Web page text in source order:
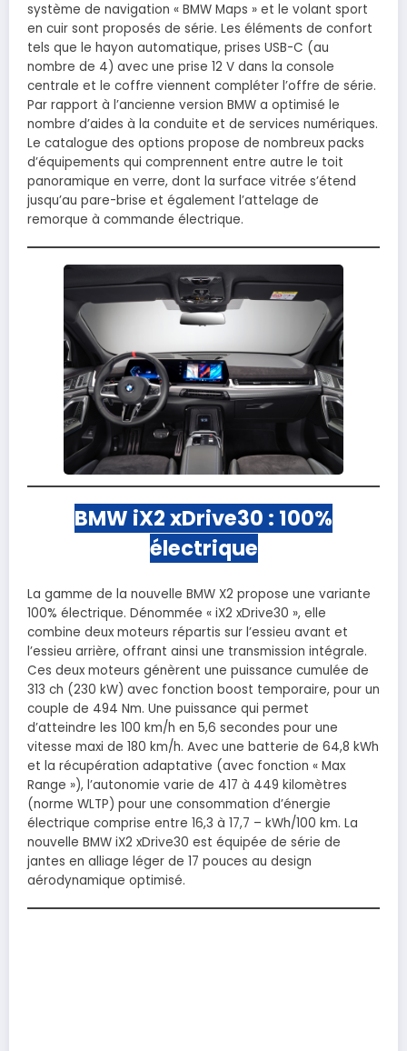
système de navigation « BMW Maps » et le volant sport
en cuir sont proposés de série. Les éléments de confort
tels que le hayon automatique, prises USB-C (au
nombre de 4) avec une prise 12 V dans la console
centrale et le coffre viennent compléter l’offre de série.
Par rapport à l’ancienne version BMW a optimisé le
nombre d’aides à la conduite et de services numériques.
Le catalogue des options propose de nombreux packs
d’équipements qui comprennent entre autre le toit
panoramique en verre, dont la surface vitrée s’étend
jusqu’au pare-brise et également l’attelage de
remorque à commande électrique.
BMW iX2 xDrive30 : 100%
électrique
La gamme de la nouvelle BMW X2 propose une variante
100% électrique. Dénommée « iX2 xDrive30 », elle
combine deux moteurs répartis sur l’essieu avant et
l’essieu arrière, offrant ainsi une transmission intégrale.
Ces deux moteurs génèrent une puissance cumulée de
313 ch (230 kW) avec fonction boost temporaire, pour un
couple de 494 Nm. Une puissance qui permet
d’atteindre les 100 km/h en 5,6 secondes pour une
vitesse maxi de 180 km/h. Avec une batterie de 64,8 kWh
et la récupération adaptative (avec fonction « Max
Range »), l’autonomie varie de 417 à 449 kilomètres
(norme WLTP) pour une consommation d’énergie
électrique comprise entre 16,3 à 17,7 – kWh/100 km. La
nouvelle BMW iX2 xDrive30 est équipée de série de
jantes en alliage léger de 17 pouces au design
aérodynamique optimisé.